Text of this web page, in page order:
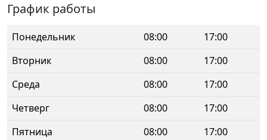
График работы
Понедельник 08:00
17:00
Вторник
08:00
17:00
Среда
08:00
17:00
Четверг
08:00
17:00
Пятница
08:00
17:00